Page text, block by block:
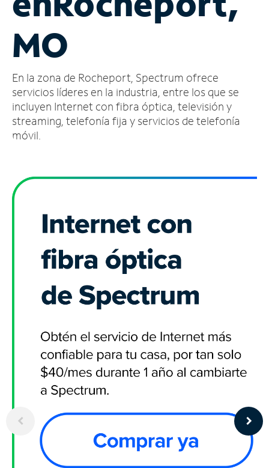
cuenta
Encuentra
tienda
MO
En la zona de Rocheport, Spectrum ofrece
servicios líderes en la industria, entre los que se
incluyen Internet con fibra óptica, televisión y
streaming, telefonía fija y servicios de telefonía
móvil.